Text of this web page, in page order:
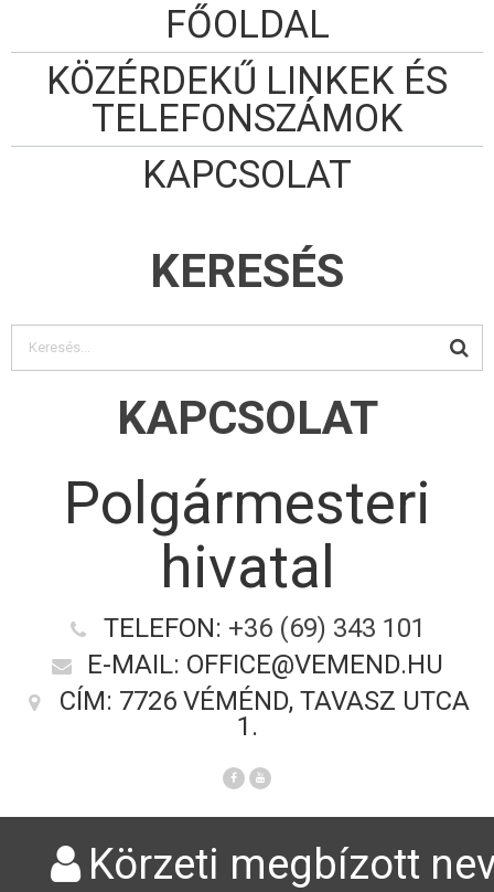
FŐOLDAL
KÖZÉRDEKŰ LINKEK ÉS
TELEFONSZÁMOK
KAPCSOLAT
KERESÉS
KAPCSOLAT
Polgármesteri
hivatal
TELEFON: +36 (69) 343 101
E-MAIL: OFFICE@VEMEND.HU
CÍM: 7726 VÉMÉND, TAVASZ UTCA
1.
Körzeti megbízott